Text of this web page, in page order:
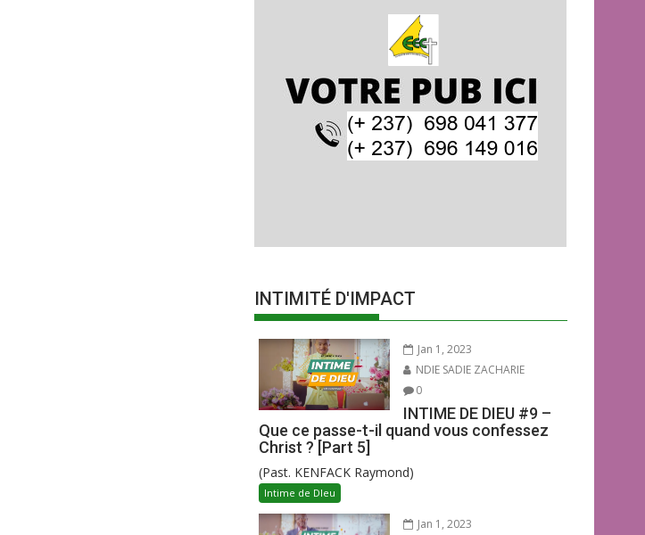
INTIMITÉ D'IMPACT
Jan 1, 2023
NDIE SADIE ZACHARIE
0
INTIME DE DIEU #9 –
Que ce passe-t-il quand vous confessez
Christ ? [Part 5]
(Past. KENFACK Raymond)
Intime de DIeu
Jan 1, 2023